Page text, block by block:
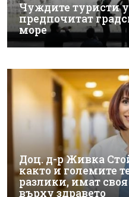
Чуждите туристи у
предпочитат
море
Доц. д-р Живка
както и големите
разлики, имат
върху здравето